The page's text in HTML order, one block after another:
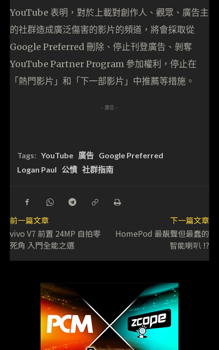
YouTube 表明，對於上載對創作人、觀眾、廣告主
的社群造成廣泛傷害的影片的頻道，將會採取從
Google Preferred 刪除、停止刊登廣告、剝奪
YouTube Partner Program 參加權利，停止在
「熱門影片」和「下一部影片」中推薦等措施。
- 廣告 -
Tags: YouTube 廣告 Google Preferred
Logan Paul
公憤 社群指南
前一篇文章
vivo V7 前置 24MP 自拍零
死角 入門全能之選
下一篇文章
HomePod 最靚聲但最蠢的
智能喇叭 !?